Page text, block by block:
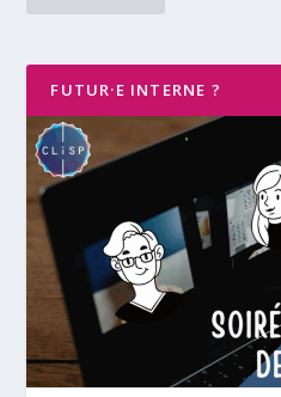
FUTUR·E INTERNE ?